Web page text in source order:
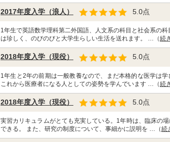
2017年度入学（浪人） 5.0点
1年生で英語数学理科第二外国語、人文系の科目と社会系の
は珍しく、のびのびと大学生らしい生活を送れます。 …（続
2018年度入学（現役） 5.0点
1年生と2年の前期は一般教養なので、まだ本格的な医学は
これから医療者になる人としての姿勢を学んでいます …（続
2018年度入学（現役） 5.0点
実習カリキュラムがとても充実している。1年時は、臨床の
できる。 また、研究の制度について、事細かに説明を …（続